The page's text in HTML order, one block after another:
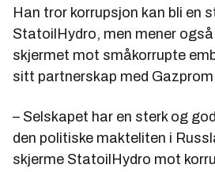
Han tror korrupsjon kan bli en
StatoilHydro, men mener
skjermet mot småkorrupte
sitt partnerskap med
– Selskapet har en sterk og
den politiske makteliten i
skjerme StatoilHydro mot